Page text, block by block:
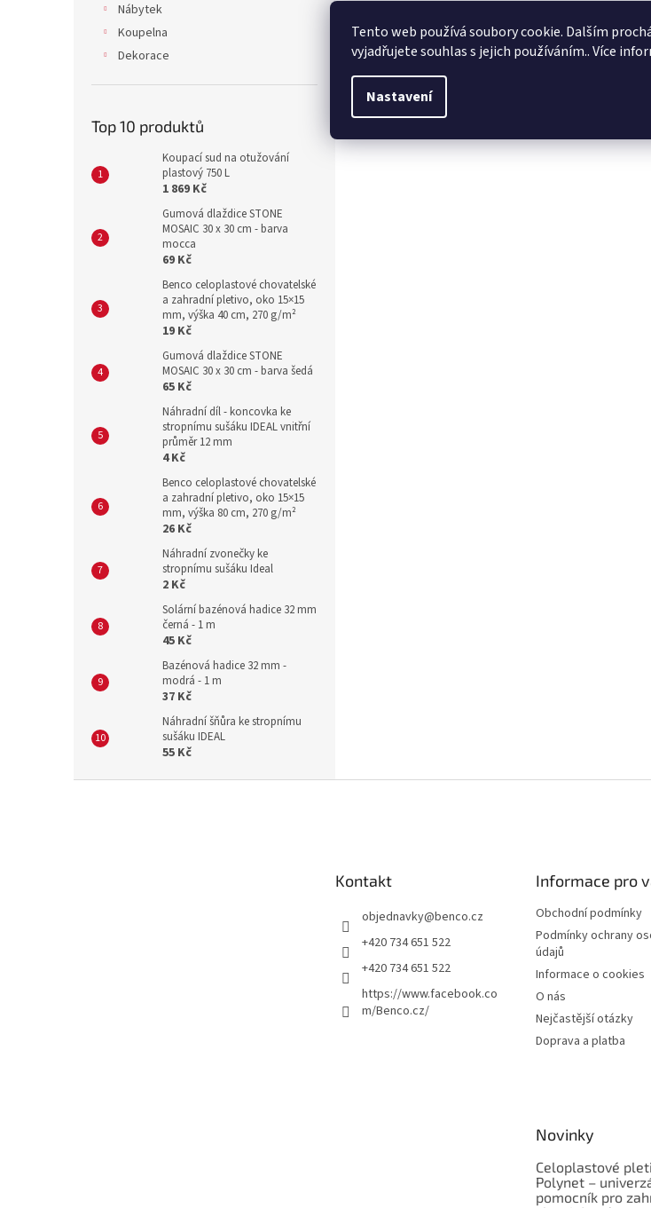
Tento web používá soubory cookie. Dalším
vyjadřujete souhlas s jejich používáním.. Více
Nastavení
Nábytek
Koupelna
Dekorace
Top 10 produktů
Koupací sud na otužování
plastový 750 L
1 869 Kč
Gumová dlaždice STONE
MOSAIC 30 x 30 cm - barva
mocca
69 Kč
Benco celoplastové chovatelské
a zahradní pletivo, oko 15×15
mm, výška 40 cm, 270 g/m²
19 Kč
Gumová dlaždice STONE
MOSAIC 30 x 30 cm - barva šedá
65 Kč
Náhradní díl - koncovka ke
stropnímu sušáku IDEAL vnitřní
průměr 12 mm
4 Kč
Benco celoplastové chovatelské
a zahradní pletivo, oko 15×15
mm, výška 80 cm, 270 g/m²
26 Kč
Náhradní zvonečky ke
stropnímu sušáku Ideal
2 Kč
Solární bazénová hadice 32 mm
černá - 1 m
45 Kč
Bazénová hadice 32 mm -
modrá - 1 m
37 Kč
Náhradní šňůra ke stropnímu
sušáku IDEAL
55 Kč
Kontakt
objednavky@benco.cz
+420 734 651 522
+420 734 651 522
https://www.facebook.co
m/Benco.cz/
Informace pro
Obchodní podmínky
Podmínky ochrany
údajů
Informace o cookies
O nás
Nejčastější otázky
Doprava a platba
Novinky
Celoplastové
Polynet –
pomocník pro